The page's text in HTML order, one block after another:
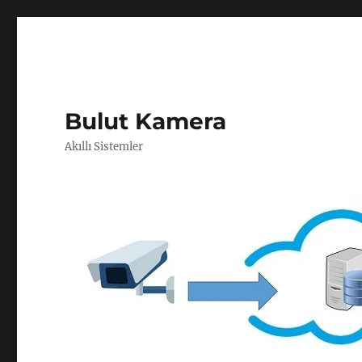
Bulut Kamera
Akıllı Sistemler